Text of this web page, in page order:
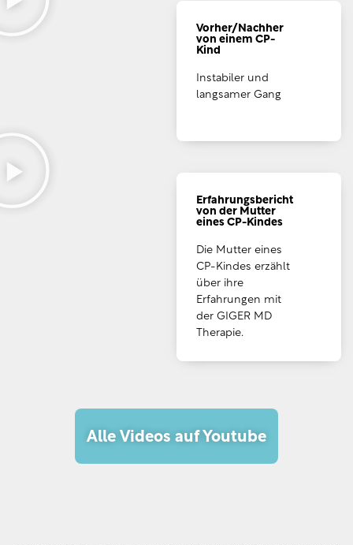
Vorher/Nachher
von einem CP-
Kind
Instabiler und
langsamer Gang
Erfahrungsbericht
von der Mutter
eines CP-Kindes
Die Mutter eines
CP-Kindes erzählt
über ihre
Erfahrungen mit
der GIGER MD
Therapie.
Alle Videos auf Youtube